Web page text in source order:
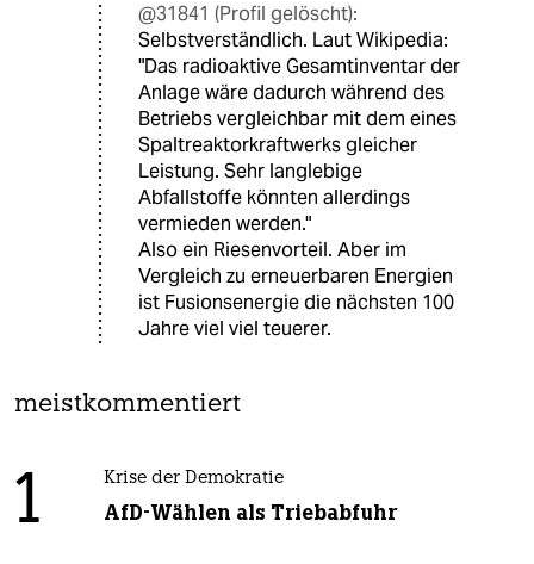
@31841 (Profil gelöscht):
Selbstverständlich. Laut Wikipedia:
"Das radioaktive Gesamtinventar der
Anlage wäre dadurch während des
Betriebs vergleichbar mit dem eines
Spaltreaktorkraftwerks gleicher
Leistung. Sehr langlebige
Abfallstoffe könnten allerdings
vermieden werden."
Also ein Riesenvorteil. Aber im
Vergleich zu erneuerbaren Energien
ist Fusionsenergie die nächsten 100
Jahre viel viel teuerer.
meistkommentiert
1 Krise der Demokratie
AfD-Wählen als Triebabfuhr